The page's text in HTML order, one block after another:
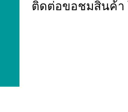
ติดต่อขอชมสินค้า